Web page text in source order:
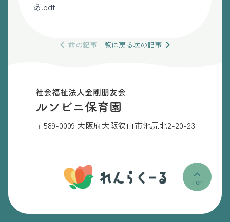
あ.pdf
前の記事一覧に戻る次の記事
社会福祉法人金剛朋友会
ルンビニ保育園
〒589-0009 大阪府大阪狭山市池尻北2-20-23
TOP